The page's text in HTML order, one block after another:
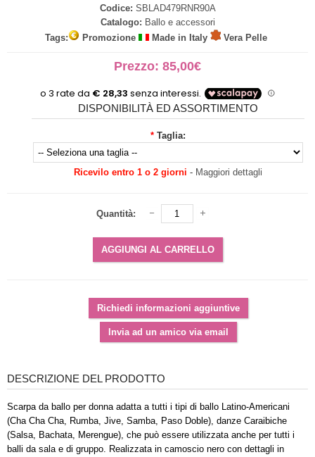
Codice: SBLAD479RNR90A
Catalogo: Ballo e accessori
Tags:
Promozione Made in Italy Vera Pelle
Prezzo: 85,00€
DISPONIBILITÀ ED ASSORTIMENTO
* Taglia:
Ricevilo entro 1 o 2 giorni - Maggiori dettagli
Quantità:
DESCRIZIONE DEL PRODOTTO
Scarpa da ballo per donna adatta a tutti i tipi di ballo Latino-Americani
(Cha Cha Cha, Rumba, Jive, Samba, Paso Doble), danze Caraibiche
(Salsa, Bachata, Merengue), che può essere utilizzata anche per tutti i
balli da sala e di gruppo. Realizzata in camoscio nero con dettagli in